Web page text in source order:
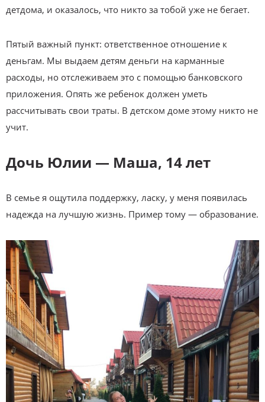
детдома, и оказалось, что никто за тобой уже не бегает.
Пятый важный пункт: ответственное отношение к
деньгам. Мы выдаем детям деньги на карманные
расходы, но отслеживаем это с помощью банковского
приложения. Опять же ребенок должен уметь
рассчитывать свои траты. В детском доме этому никто не
учит.
Дочь Юлии — Маша, 14 лет
В семье я ощутила поддержку, ласку, у меня появилась
надежда на лучшую жизнь. Пример тому — образование.